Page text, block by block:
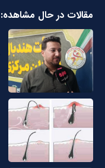
مقالات در حال مشاهده: